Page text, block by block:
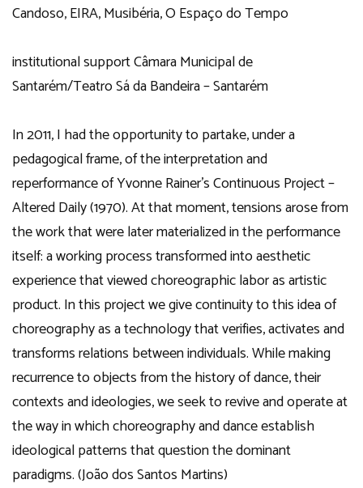
Candoso, EIRA, Musibéria, O Espaço do Tempo
institutional support Câmara Municipal de
Santarém/Teatro Sá da Bandeira – Santarém
In 2011, I had the opportunity to partake, under a
pedagogical frame, of the interpretation and
reperformance of Yvonne Rainer’s Continuous Project –
Altered Daily (1970). At that moment, tensions arose from
the work that were later materialized in the performance
itself: a working process transformed into aesthetic
experience that viewed choreographic labor as artistic
product. In this project we give continuity to this idea of
choreography as a technology that verifies, activates and
transforms relations between individuals. While making
recurrence to objects from the history of dance, their
contexts and ideologies, we seek to revive and operate at
the way in which choreography and dance establish
ideological patterns that question the dominant
paradigms. (João dos Santos Martins)